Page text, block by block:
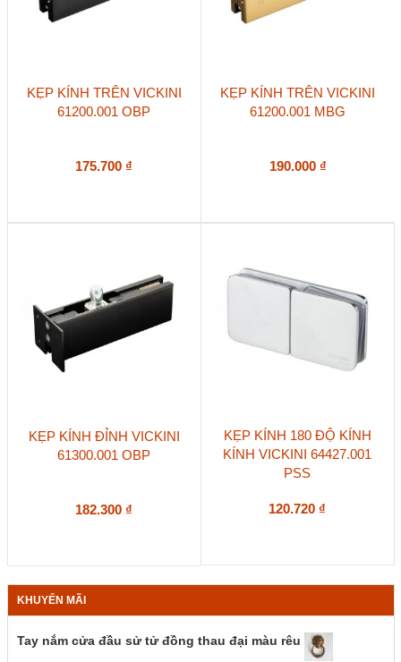
KẸP KÍNH TRÊN VICKINI
61200.001 OBP
175.700 ₫
KẸP KÍNH TRÊN VICKINI
61200.001 MBG
190.000 ₫
KẸP KÍNH ĐỈNH VICKINI
61300.001 OBP
182.300 ₫
KẸP KÍNH 180 ĐỘ KÍNH
KÍNH VICKINI 64427.001
PSS
120.720 ₫
KHUYẾN MÃI
Tay nắm cửa đầu sử tử đồng thau đại màu rêu